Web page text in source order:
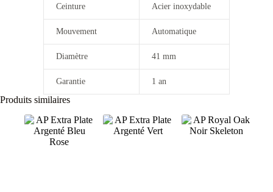
Ceinture Acier inoxydable
Mouvement Automatique
Diamètre 41 mm
Garantie 1 an
Produits similaires